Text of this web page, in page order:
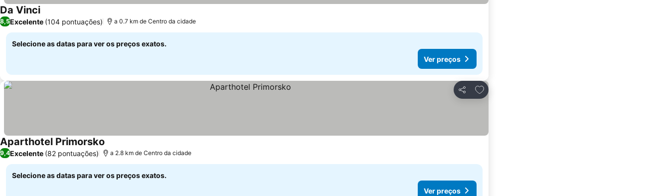
Da Vinci
8,5Excelente (104 pontuações) a 0.7 km de Centro da cidade
Selecione as datas para ver os preços exatos.
Ver preços
Partilhar
Adicionar aos favoritos
Aparthotel Primorsko
9,4Excelente (82 pontuações) a 2.8 km de Centro da cidade
Selecione as datas para ver os preços exatos.
Ver preços